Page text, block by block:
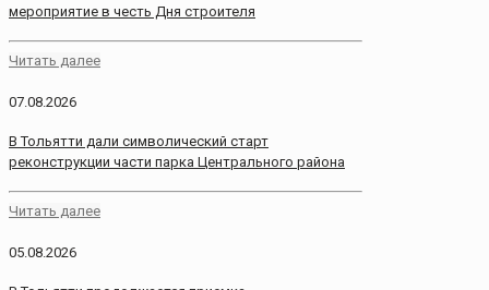
мероприятие в честь Дня строителя
Читать далее
07.08.2026
В Тольятти дали символический старт
реконструкции части парка Центрального района
Читать далее
05.08.2026